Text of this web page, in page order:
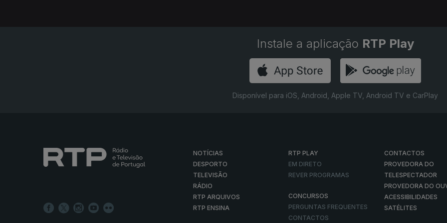
Instale a aplicação RTP Play
Disponível para iOS, Android, Apple TV, Android TV e CarPlay
NOTÍCIAS
DESPORTO
TELEVISÃO
RÁDIO
RTP ARQUIVOS
RTP ENSINA
RTP PLAY
EM DIRETO
REVER PROGRAMAS
CONCURSOS
PERGUNTAS FREQUENTES
CONTACTOS
CONTACTOS
PROVEDORA DO
TELESPECTADOR
PROVEDORA DO
ACESSIBILIDADES
SATÉLITES